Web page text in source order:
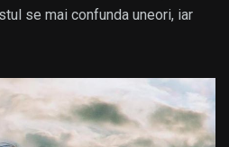
se mai confunda uneori, iar